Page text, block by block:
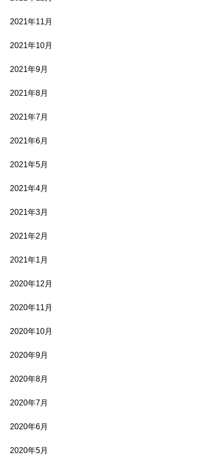
2021年11月
2021年10月
2021年9月
2021年8月
2021年7月
2021年6月
2021年5月
2021年4月
2021年3月
2021年2月
2021年1月
2020年12月
2020年11月
2020年10月
2020年9月
2020年8月
2020年7月
2020年6月
2020年5月